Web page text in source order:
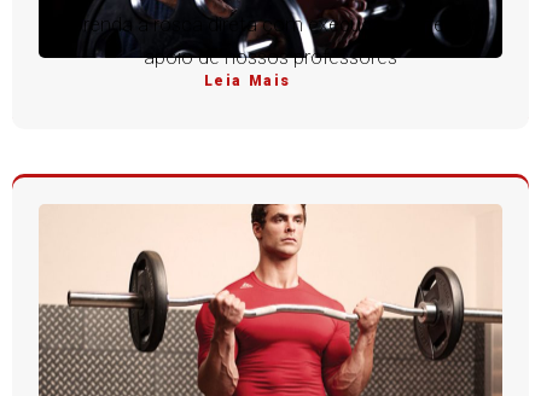
Aprenda a rosca direta com execução perfeita e
apoio de nossos professores
Leia Mais